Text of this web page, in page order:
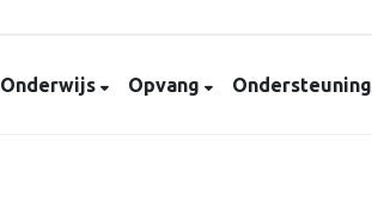
Onderwijs Opvang Ondersteuning